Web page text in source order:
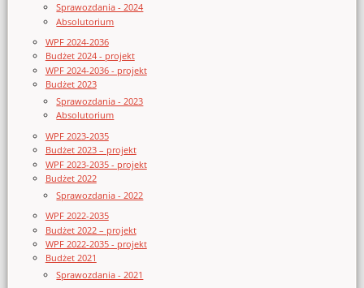
Sprawozdania - 2024
Absolutorium
WPF 2024-2036
Budżet 2024 - projekt
WPF 2024-2036 - projekt
Budżet 2023
Sprawozdania - 2023
Absolutorium
WPF 2023-2035
Budżet 2023 – projekt
WPF 2023-2035 - projekt
Budżet 2022
Sprawozdania - 2022
WPF 2022-2035
Budżet 2022 – projekt
WPF 2022-2035 - projekt
Budżet 2021
Sprawozdania - 2021